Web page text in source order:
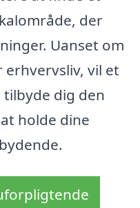
der
Uanset om
vil et
dig den
holde dine